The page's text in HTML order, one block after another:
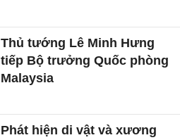
Thủ tướng Lê Minh Hưng
tiếp Bộ trưởng Quốc phòng
Malaysia
Phát hiện di vật và xương